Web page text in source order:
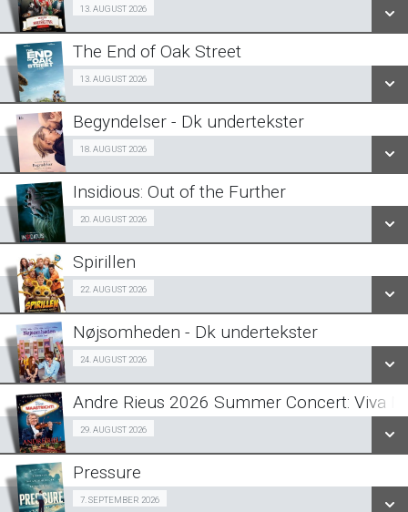
LÆS MERE
13. AUGUST 2026Billig-Bio premiere 13/08
SE ALLE DAGE
LÆS MERE
The End of Oak Street
13. AUGUST 2026
SE ALLE DAGE
LÆS MERE
Begyndelser - Dk undertekster
18. AUGUST 2026Halv-pris event 18/08
SE ALLE DAGE
LÆS MERE
Insidious: Out of the Further
20. AUGUST 2026
SE ALLE DAGE
LÆS MERE
Spirillen
22. AUGUST 2026Forpremiere 22/08
SE ALLE DAGE
LÆS MERE
Nøjsomheden - Dk undertekster
24. AUGUST 2026Forpremiere 24/08
SE ALLE DAGE
LÆS MERE
Andre Rieus 2026 Summer Concert: Viva
29. AUGUST 2026
SE ALLE DAGE
Pressure
7. SEPTEMBER 2026Halv-pris event 07/09